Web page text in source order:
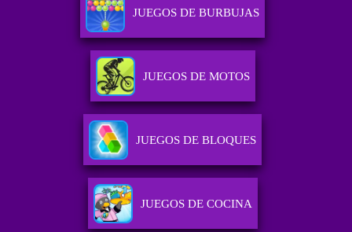
JUEGOS DE BURBUJAS
JUEGOS DE MOTOS
JUEGOS DE BLOQUES
JUEGOS DE COCINA